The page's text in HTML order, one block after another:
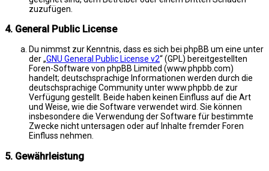
zuzufügen.
4. General Public License
Du nimmst zur Kenntnis, dass es sich bei phpBB um eine unter
der „GNU General Public License v2“ (GPL) bereitgestellten
Foren-Software von phpBB Limited (www.phpbb.com)
handelt; deutschsprachige Informationen werden durch die
deutschsprachige Community unter www.phpbb.de zur
Verfügung gestellt. Beide haben keinen Einfluss auf die Art
und Weise, wie die Software verwendet wird. Sie können
insbesondere die Verwendung der Software für bestimmte
Zwecke nicht untersagen oder auf Inhalte fremder Foren
Einfluss nehmen.
5. Gewährleistung